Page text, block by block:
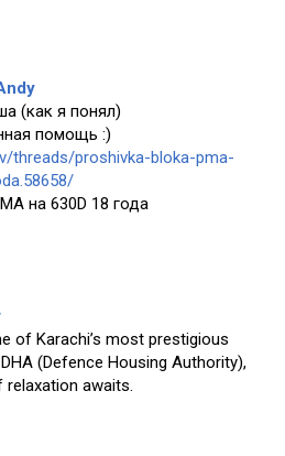
(как я понял)
помощь :)
threads/proshivka-bloka-pma-
на 630D 18 года
of Karachi’s most prestigious
(Defence Housing Authority),
awaits.